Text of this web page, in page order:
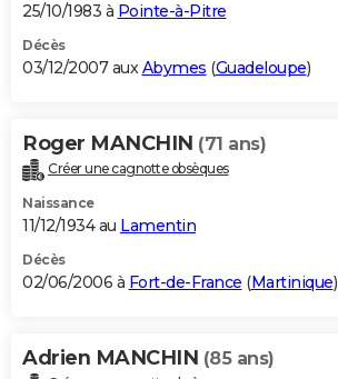
25/10/1983 à Pointe-à-Pitre
Décès
03/12/2007 auxAbymes (Guadeloupe)
Roger MANCHIN (71 ans)
Créer une cagnotte obsèques
Naissance
11/12/1934 au Lamentin
Décès
02/06/2006 à Fort-de-France (Martinique)
Adrien MANCHIN (85 ans)